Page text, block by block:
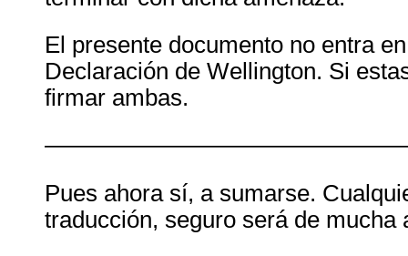
El presente documento no entra
Declaración de Wellington. Si
firmar ambas.
Pues ahora sí, a sumarse.
traducción, seguro será de mucha